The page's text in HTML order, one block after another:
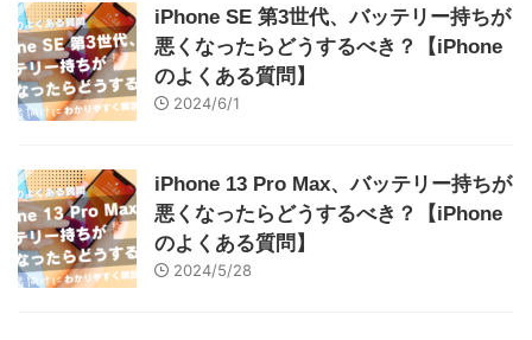
iPhone SE 第3世代、バッテリー持ちが
悪くなったらどうするべき？【iPhone
のよくある質問】
2024/6/1
iPhone 13 Pro Max、バッテリー持ちが
悪くなったらどうするべき？【iPhone
のよくある質問】
2024/5/28